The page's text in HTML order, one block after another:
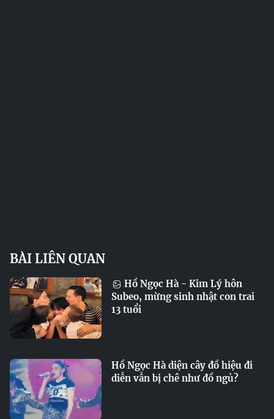
BÀI LIÊN QUAN
Hồ Ngọc Hà - Kim Lý hôn
Subeo, mừng sinh nhật con trai
13 tuổi
Hồ Ngọc Hà diện cây đồ hiệu đi
diễn vẫn bị chê như đồ ngủ?